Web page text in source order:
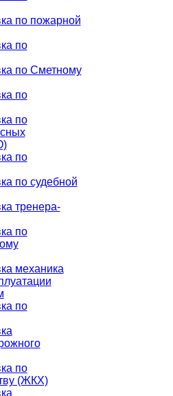
по пожарной
по
по Сметному
по
по
по
по судебной
тренера-
по
механика
по
по
(ЖКХ)